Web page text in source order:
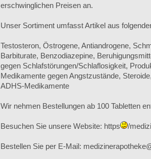
erschwinglichen Preisen an.
Unser Sortiment umfasst Artikel aus
Testosteron, Östrogene, Antiandrogene,
Barbiturate, Benzodiazepine,
gegen Schlafstörungen/Schlaflosigkeit,
Medikamente gegen Angstzustände,
ADHS-Medikamente
Wir nehmen Bestellungen ab 100 Tabletten
Besuchen Sie unsere Website: https /
Bestellen Sie per E-Mail: